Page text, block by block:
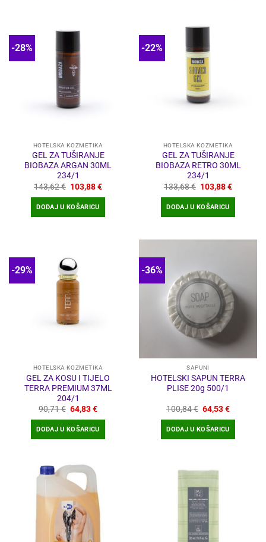
-28%
HOTELSKA KOZMETIKA
GEL ZA TUŠIRANJE
BIOBAZA ARGAN 30ML
234/1
143,62€ Izvorna
cijena
bila
je:
143,62 €.
103,88€Trenutna
DODAJ U KOŠARICU
-22%
HOTELSKA KOZMETIKA
GEL ZA TUŠIRANJE
BIOBAZA RETRO 30ML
234/1
133,68€ Izvorna
cijena
bila
je:
133,68 €.
103,88€Trenutna
DODAJ U KOŠARICU
-29%
HOTELSKA KOZMETIKA
GEL ZA KOSU I TIJELO
TERRA PREMIUM 37ML
204/1
90,71€ Izvorna
cijena
bila
je:
90,71 €.
64,83€Trenutna
64,83 €.
DODAJ U KOŠARICU
-36%
SAPUNI
HOTELSKI SAPUN TERRA
PLISE 20g 500/1
100,84€ Izvorna
cijena
bila
je:
100,84 €.
64,53€Trenutna
DODAJ U KOŠARICU